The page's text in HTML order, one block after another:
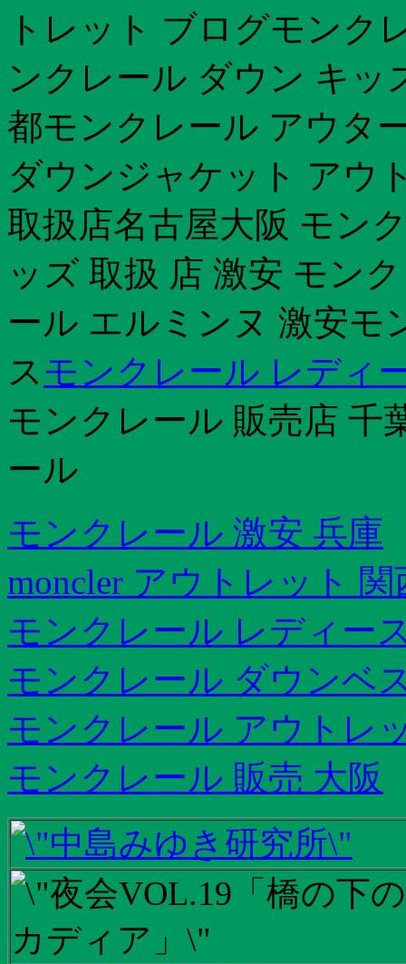
トレット ブログモンク
ンクレール ダウン キッ
都モンクレール アウタ
ダウンジャケット アウ
取扱店名古屋大阪 モン
ッズ 取扱 店 激安 モン
ール エルミンヌ 激安モ
ス モンクレール レディ
モンクレール 販売店 千
ール
モンクレール 激安 兵庫
moncler アウトレット 関
モンクレール レディー
モンクレール ダウンベ
モンクレール アウトレ
モンクレール 販売 大阪